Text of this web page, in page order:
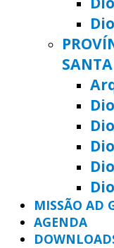
MISSÃO AD
AGENDA